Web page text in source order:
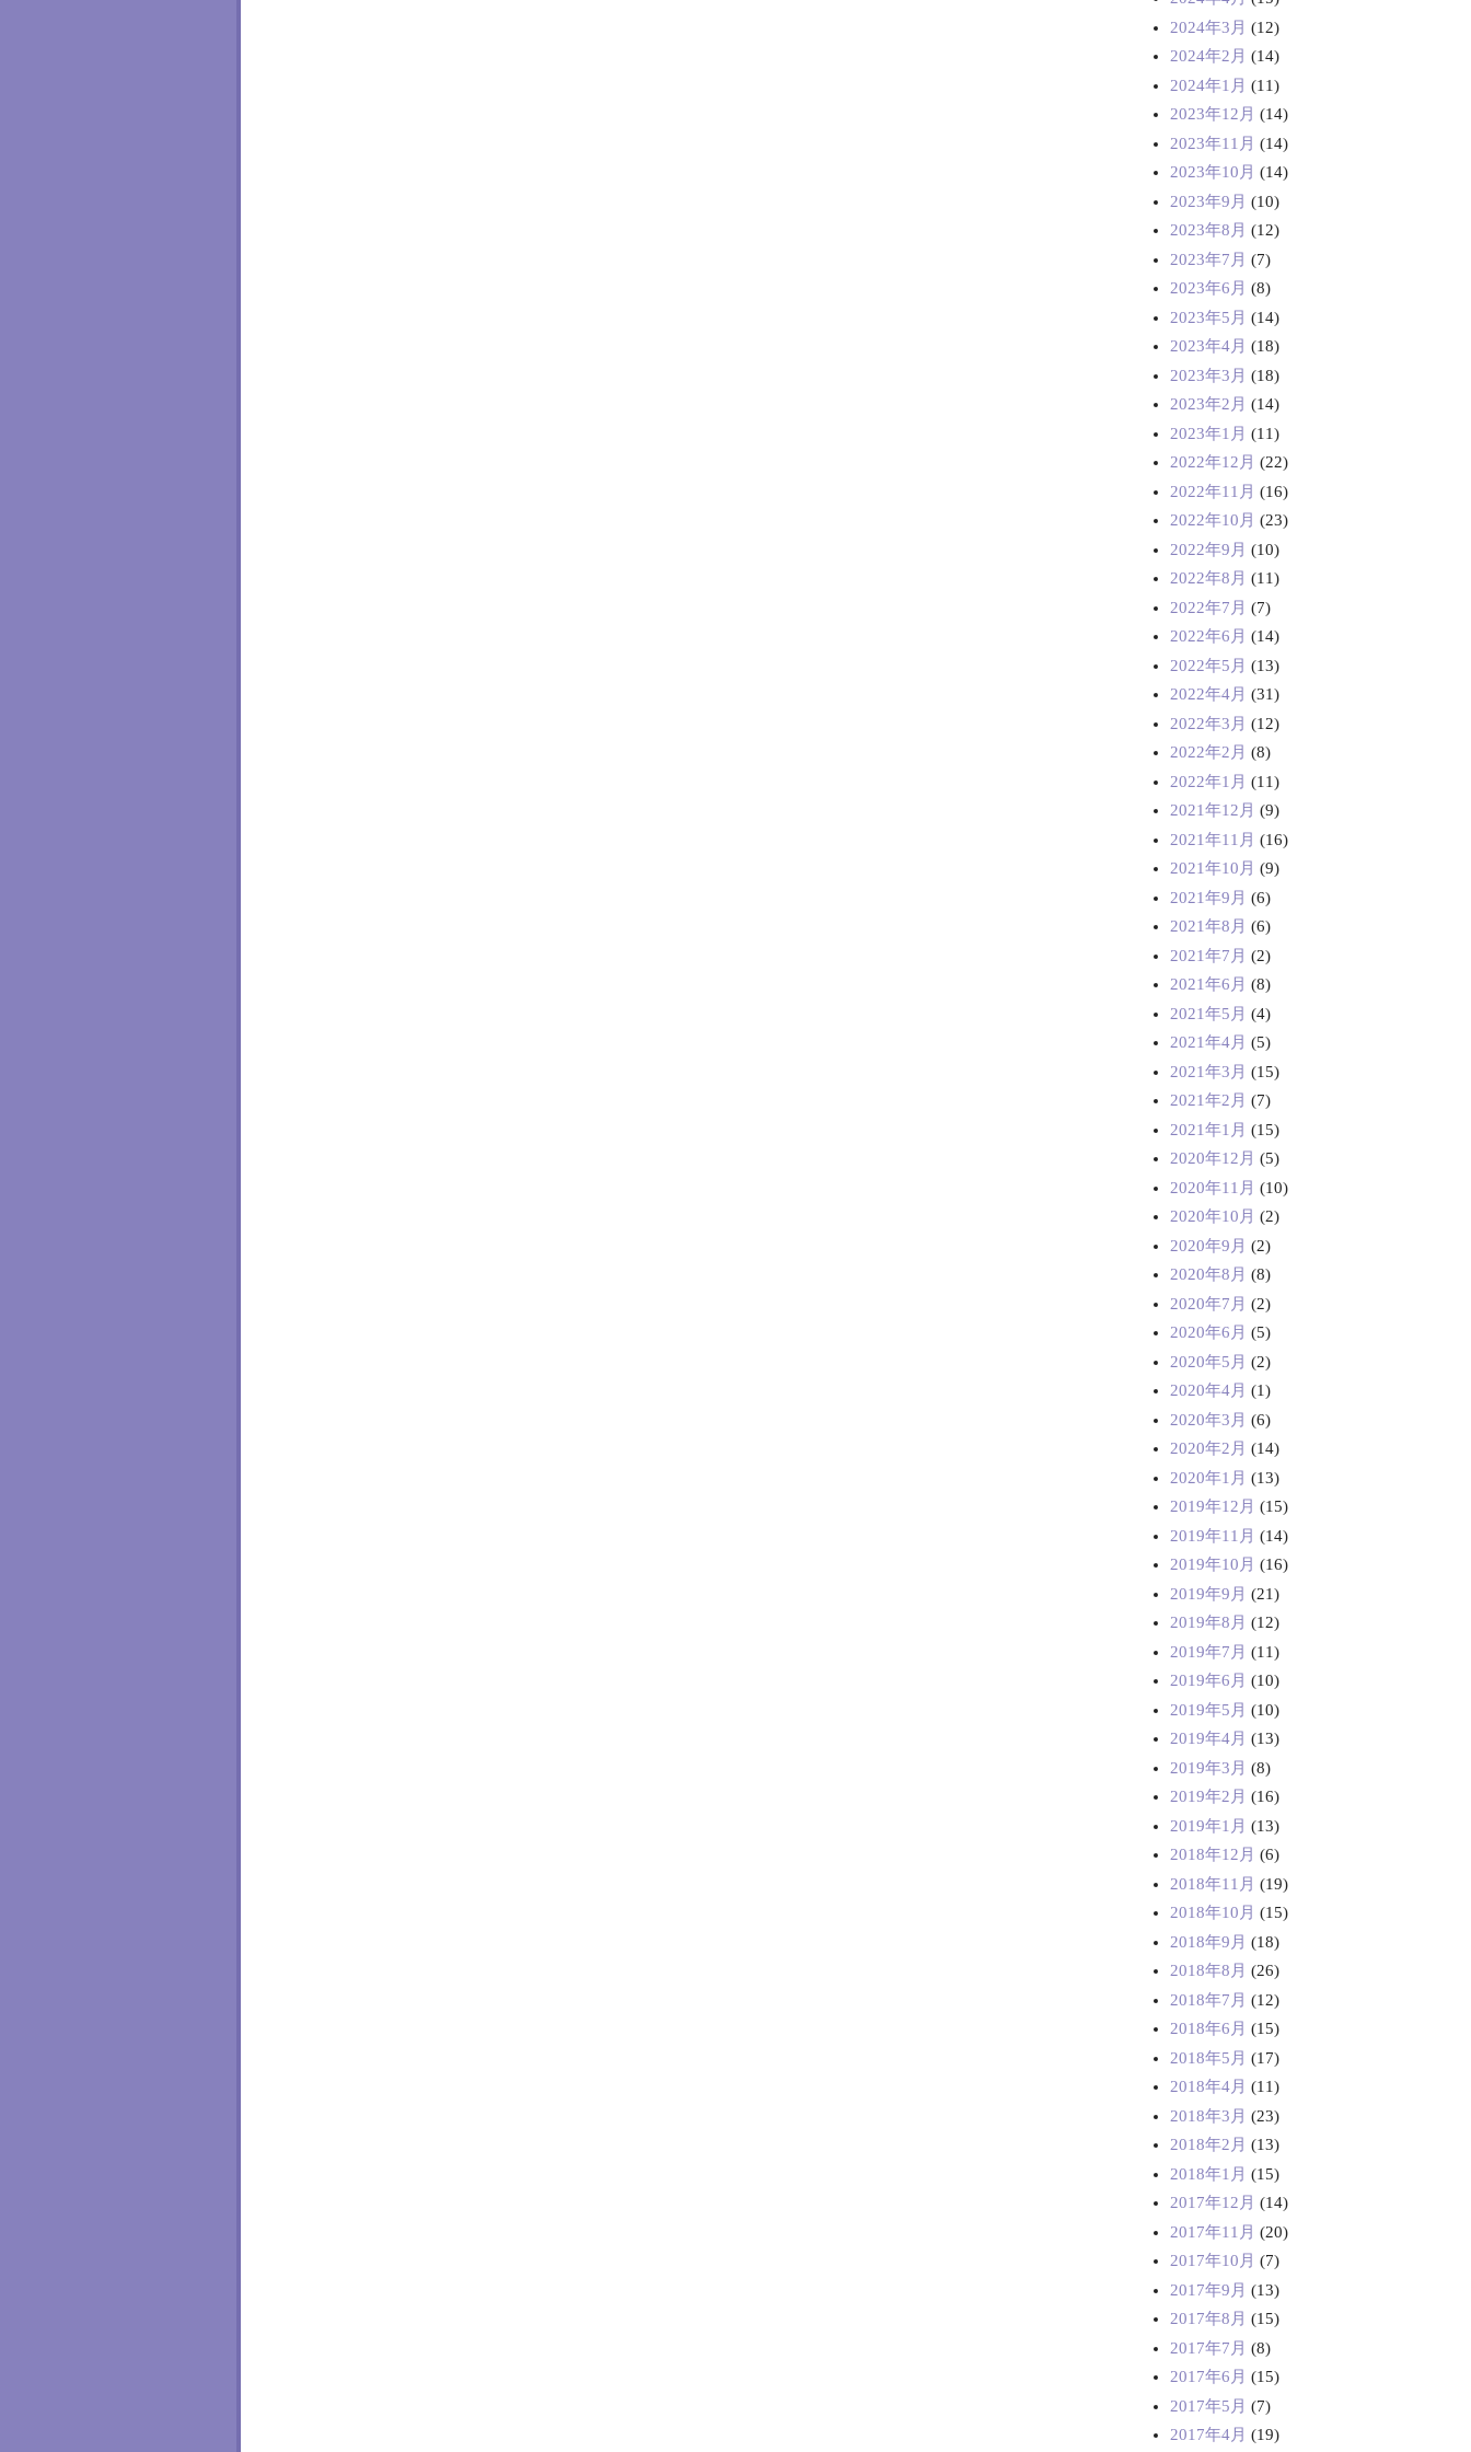
2024年3月 (12)
2024年2月 (14)
2024年1月 (11)
2023年12月 (14)
2023年11月 (14)
2023年10月 (14)
2023年9月 (10)
2023年8月 (12)
2023年7月 (7)
2023年6月 (8)
2023年5月 (14)
2023年4月 (18)
2023年3月 (18)
2023年2月 (14)
2023年1月 (11)
2022年12月 (22)
2022年11月 (16)
2022年10月 (23)
2022年9月 (10)
2022年8月 (11)
2022年7月 (7)
2022年6月 (14)
2022年5月 (13)
2022年4月 (31)
2022年3月 (12)
2022年2月 (8)
2022年1月 (11)
2021年12月 (9)
2021年11月 (16)
2021年10月 (9)
2021年9月 (6)
2021年8月 (6)
2021年7月 (2)
2021年6月 (8)
2021年5月 (4)
2021年4月 (5)
2021年3月 (15)
2021年2月 (7)
2021年1月 (15)
2020年12月 (5)
2020年11月 (10)
2020年10月 (2)
2020年9月 (2)
2020年8月 (8)
2020年7月 (2)
2020年6月 (5)
2020年5月 (2)
2020年4月 (1)
2020年3月 (6)
2020年2月 (14)
2020年1月 (13)
2019年12月 (15)
2019年11月 (14)
2019年10月 (16)
2019年9月 (21)
2019年8月 (12)
2019年7月 (11)
2019年6月 (10)
2019年5月 (10)
2019年4月 (13)
2019年3月 (8)
2019年2月 (16)
2019年1月 (13)
2018年12月 (6)
2018年11月 (19)
2018年10月 (15)
2018年9月 (18)
2018年8月 (26)
2018年7月 (12)
2018年6月 (15)
2018年5月 (17)
2018年4月 (11)
2018年3月 (23)
2018年2月 (13)
2018年1月 (15)
2017年12月 (14)
2017年11月 (20)
2017年10月 (7)
2017年9月 (13)
2017年8月 (15)
2017年7月 (8)
2017年6月 (15)
2017年5月 (7)
2017年4月 (19)